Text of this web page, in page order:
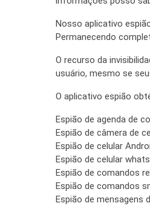
Nosso aplicativo
Permanecendo
O recurso da
usuário, mesmo se
O aplicativo espião
Espião de agenda de
Espião de câmera de
Espião de celular
Espião de celular
Espião de comandos
Espião de comandos
Espião de mensagens